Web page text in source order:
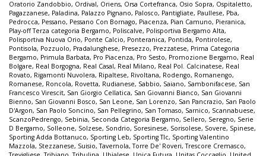
Oratorio Zandobbio, Ordival, Oriens, Orsa Cortefranca, Osio Sopra, Ospitaletto,
Pagazzanese, Paladina, Palazzo Pignano, Palosco, Pantigliate, Paullese, Pba,
Pedrocca, Pessano, Pessano Con Bornago, Piacenza, Pian Camuno, Pieranica,
Play-off Terza categoria Bergamo, Poliscalve, Polisportiva Bergamo Alta,
Polisportiva Nuova Orio, Ponte Calcio, Ponteranica, Pontida, Pontirolese,
Pontisola, Pozzuolo, Pradalunghese, Presezzo, Prezzatese, Prima Categoria
Bergamo, Primula Barbata, Pro Piacenza, Pro Sesto, Promozione Bergamo, Real
Bolgare, Real Borgogna, Real Casal, Real Milano, Real Pol. Calcinatese, Real
Rovato, Rigamonti Nuvolera, Ripaltese, Rivoltana, Rodengo, Romanengo,
Romanese, Roncola, Rovetta, Rudianese, Sabbio, Saiano, Sambonifacese, San
Francesco Virescit, San Giorgio Cellatica, San Giovanni Bianco, San Giovanni
Bienno, San Giovanni Bosco, San Leone, San Lorenzo, San Pancrazio, San Paolo
D'Argon, San Paolo Soncino, San Pellegrino, San Tomaso, Sarnico, Scannabuese,
ScanzoPedrengo, Sebinia, Seconda Categoria Bergamo, Sellero, Seregno, Serie
D Bergamo, Solleone, Solzese, Sondrio, Soresinese, Sorisolese, Sovere, Spinese,
Sporting Adda Bottanuco, Sporting Leb, Sporting Tlc, Sporting Valentino
Mazzola, Stezzanese, Suisio,Tavernola,Torre De' Roveri,Trescore Cremasco,